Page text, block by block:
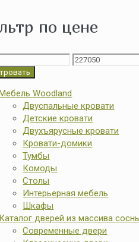
по цене
Woodland
Двуспальные кровати
Детские кровати
Двухъярусные кровати
Кровати-домики
Тумбы
Комоды
Столы
Интерьерная мебель
Шкафы
Каталог дверей из массива
Современные двери